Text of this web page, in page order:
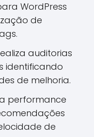
WordPress
de
auditorias
identificando
de melhoria.
performance
de